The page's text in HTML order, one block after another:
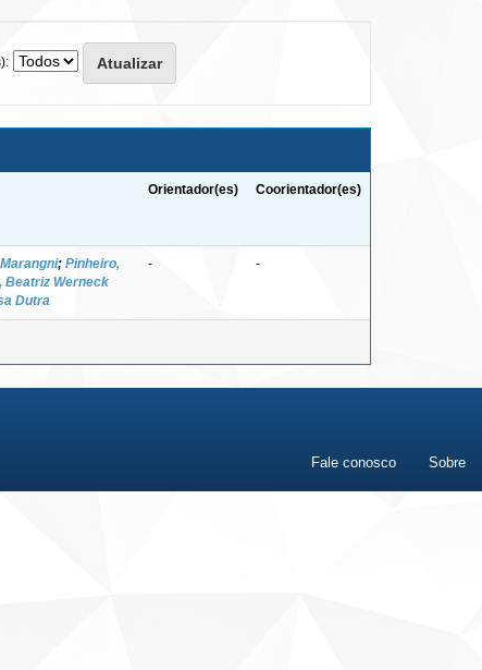
Orientador(es) Coorientador(es)
; Pinheiro,
Beatriz Werneck
Dutra
- -
Fale conosco Sobre